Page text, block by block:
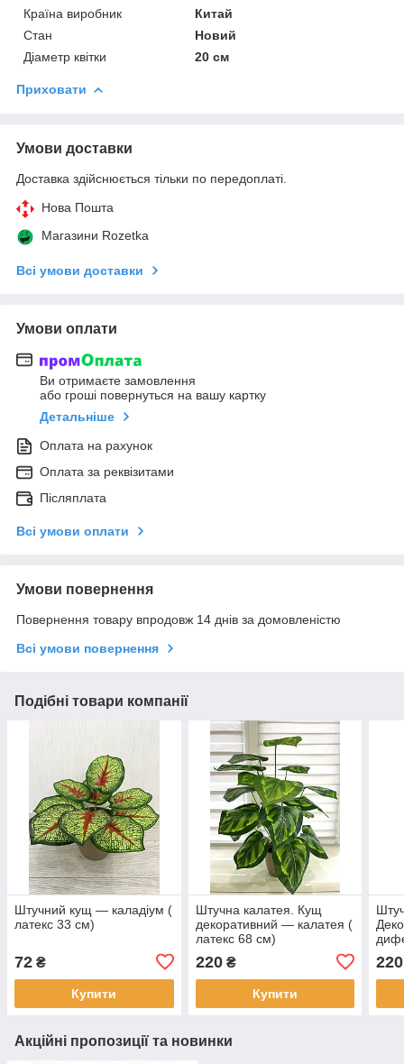
Країна виробник
Китай
Стан
Новий
Діаметр квітки
20 см
Приховати
Умови доставки
Доставка здійснюється тільки по передоплаті.
Нова Пошта
Магазини Rozetka
Всі умови доставки
Умови оплати
Ви отримаєте замовлення
або гроші повернуться на вашу картку
Детальніше
Оплата на рахунок
Оплата за реквізитами
Післяплата
Всі умови оплати
Умови повернення
Повернення товару впродовж 14 днів за домовленістю
Всі умови повернення
Подібні товари компанії
Штучний кущ — каладіум (
латекс 33 см)
72 ₴
Купити
Штучна калатея. Кущ
декоративний — калатея (
латекс 68 см)
220₴
Купити
220
Акційні пропозиції та новинки